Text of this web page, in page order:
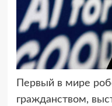
Первый в мире
гражданством,